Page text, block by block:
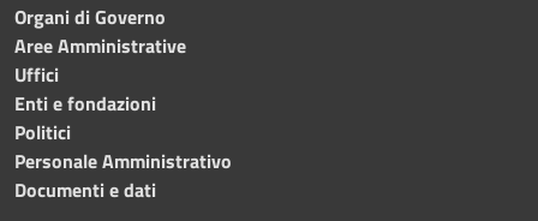
Organi di Governo
Aree Amministrative
Uffici
Enti e fondazioni
Politici
Personale Amministrativo
Documenti e dati